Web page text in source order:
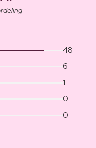
48
6
1
0
0